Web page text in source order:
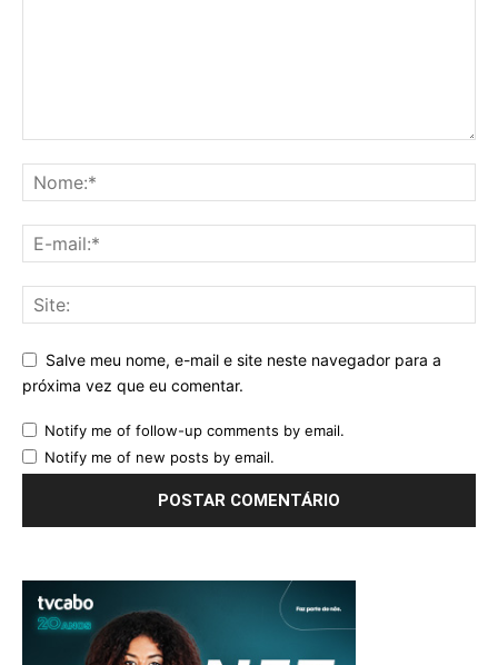
Salve meu nome, e-mail e site neste navegador para a
próxima vez que eu comentar.
Notify me of follow-up comments by email.
Notify me of new posts by email.